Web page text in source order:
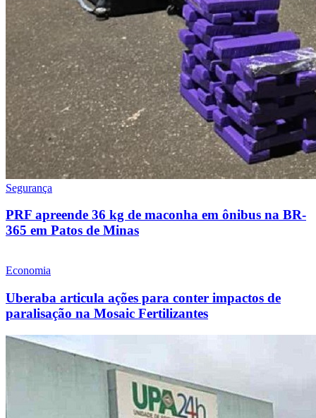
Segurança
PRF apreende 36 kg de maconha em ônibus na BR-
365 em Patos de Minas
Economia
Uberaba articula ações para conter impactos de
paralisação na Mosaic Fertilizantes